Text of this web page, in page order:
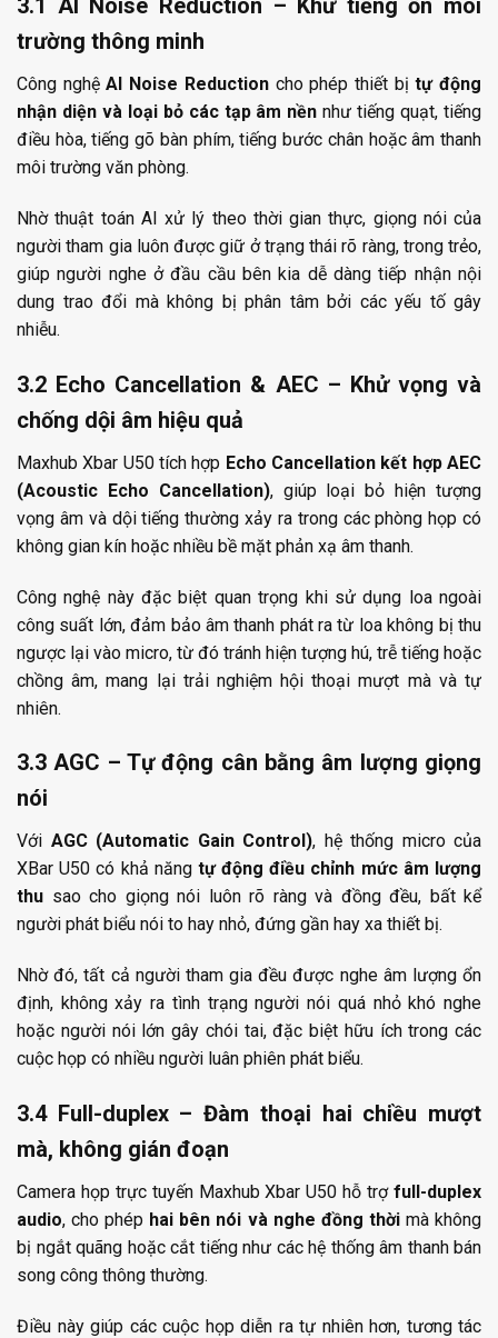
3.1 AI Noise Reduction – Khử tiếng ồn môi
trường thông minh
Công nghệAI Noise Reductioncho phép thiết bịtự động
nhận diện và loại bỏ các tạp âm nền như tiếng quạt, tiếng
điều hòa, tiếng gõ bàn phím, tiếng bước chân hoặc âm thanh
môi trường văn phòng.
Nhờ thuật toán AI xử lý theo thời gian thực, giọng nói của
người tham gia luôn được giữ ở trạng thái rõ ràng, trong trẻo,
giúp người nghe ở đầu cầu bên kia dễ dàng tiếp nhận nội
dung trao đổi mà không bị phân tâm bởi các yếu tố gây
nhiễu.
3.2 Echo Cancellation & AEC – Khử vọng và
chống dội âm hiệu quả
Maxhub Xbar U50 tích hợp Echo Cancellation kết hợp AEC
(Acoustic Echo Cancellation), giúp loại bỏ hiện tượng
vọng âm và dội tiếng thường xảy ra trong các phòng họp có
không gian kín hoặc nhiều bề mặt phản xạ âm thanh.
Công nghệ này đặc biệt quan trọng khi sử dụng loa ngoài
công suất lớn, đảm bảo âm thanh phát ra từ loa không bị thu
ngược lại vào micro, từ đó tránh hiện tượng hú, trễ tiếng hoặc
chồng âm, mang lại trải nghiệm hội thoại mượt mà và tự
nhiên.
3.3 AGC – Tự động cân bằng âm lượng giọng
nói
Với AGC (Automatic Gain Control), hệ thống micro của
XBar U50 có khả năng tự động điều chỉnh mức âm lượng
thu sao cho giọng nói luôn rõ ràng và đồng đều, bất kể
người phát biểu nói to hay nhỏ, đứng gần hay xa thiết bị.
Nhờ đó, tất cả người tham gia đều được nghe âm lượng ổn
định, không xảy ra tình trạng người nói quá nhỏ khó nghe
hoặc người nói lớn gây chói tai, đặc biệt hữu ích trong các
cuộc họp có nhiều người luân phiên phát biểu.
3.4 Full-duplex – Đàm thoại hai chiều mượt
mà, không gián đoạn
Camera họp trực tuyến Maxhub Xbar U50 hỗ trợ full-duplex
audio, cho phép hai bên nói và nghe đồng thờimà không
bị ngắt quãng hoặc cắt tiếng như các hệ thống âm thanh bán
song công thông thường.
Điều này giúp các cuộc họp diễn ra tự nhiên hơn, tương tác